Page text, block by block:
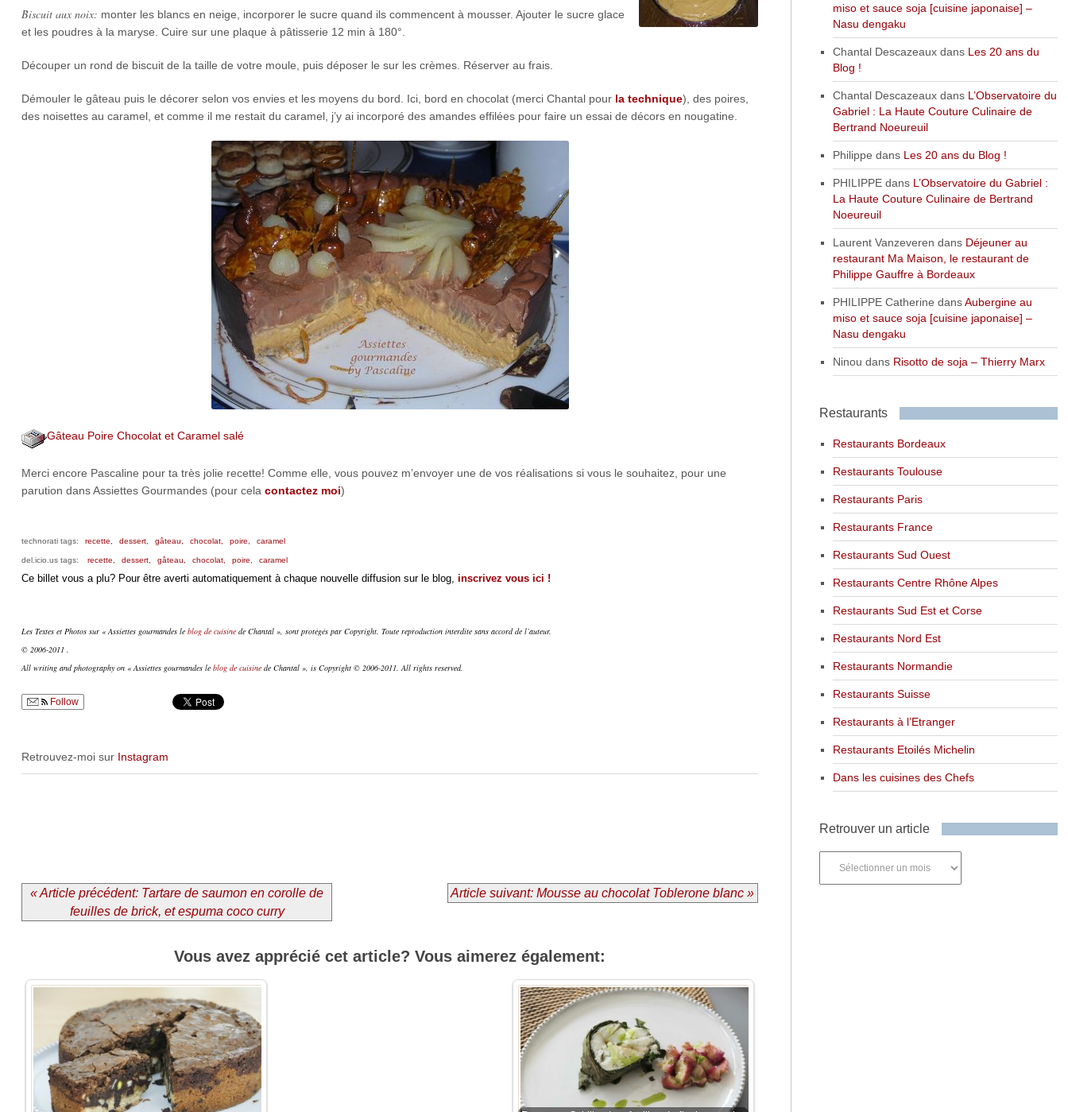
Biscuit aux noix: monter les blancs en neige, incorporer le sucre quand ils commencent à mousser. Ajouter le sucre glace
et les poudres à la maryse. Cuire sur une plaque à pâtisserie 12 min à 180°.
Découper un rond de biscuit de la taille de votre moule, puis déposer le sur les crèmes. Réserver au frais.
Démouler le gâteau puis le décorer selon vos envies et les moyens du bord. Ici, bord en chocolat (merci Chantal pour la technique), des poires,
des noisettes au caramel, et comme il me restait du caramel, j’y ai incorporé des amandes effilées pour faire un essai de décors en nougatine.
Gâteau Poire Chocolat et Caramel salé
Merci encore Pascaline pour ta très jolie recette! Comme elle, vous pouvez m’envoyer une de vos réalisations si vous le souhaitez, pour une
parution dans Assiettes Gourmandes (pour cela contactez moi)
technorati tags: recette, dessert, gâteau, chocolat, poire, caramel
del.icio.us tags: recette, dessert, gâteau, chocolat, poire, caramel
Ce billet vous a plu? Pour être averti automatiquement à chaque nouvelle diffusion sur le blog, inscrivez vous ici !
Les Textes et Photos sur « Assiettes gourmandes le blog de cuisinede Chantal », sont protégés par Copyright. Toute reproduction interdite sans accord de l’auteur.
© 2006-2011 .
All writing and photography on « Assiettes gourmandes le blog de cuisinede Chantal », is Copyright © 2006-2011. All rights reserved.
Follow
Retrouvez-moi sur Instagram
« Article précédent: Tartare de saumon en corolle de
feuilles de brick, et espuma coco curry
Article suivant: Mousse au chocolat Toblerone blanc »
Vous avez apprécié cet article? Vous aimerez également:
miso et sauce soja [cuisine japonaise] –
Nasu dengaku
Chantal Descazeauxdans Les 20 ans du
Blog !
Chantal Descazeauxdans L’Observatoire du
Gabriel : La Haute Couture Culinaire de
Bertrand Noeureuil
Philippe dans Les 20 ans du Blog !
PHILIPPEdans L’Observatoire du Gabriel :
La Haute Couture Culinaire de Bertrand
Noeureuil
Laurent Vanzeveren dans Déjeuner au
restaurant Ma Maison, le restaurant de
Philippe Gauffre à Bordeaux
PHILIPPE Catherine dansAubergine au
miso et sauce soja [cuisine japonaise] –
Nasu dengaku
Ninou dans Risotto de soja – Thierry Marx
Restaurants
Restaurants Bordeaux
Restaurants Toulouse
Restaurants Paris
Restaurants France
Restaurants Sud Ouest
Restaurants Centre Rhône Alpes
Restaurants Sud Est et Corse
Restaurants Nord Est
Restaurants Normandie
Restaurants Suisse
Restaurants à l’Etranger
Restaurants Etoilés Michelin
Dans les cuisines des Chefs
Retrouver un article